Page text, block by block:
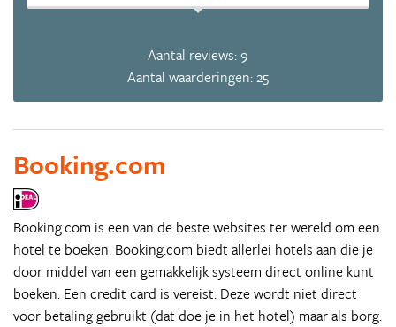
Aantal reviews: 9
Aantal waarderingen: 25
Booking.com
Booking.com is een van de beste websites ter wereld om een
hotel te boeken. Booking.com biedt allerlei hotels aan die je
door middel van een gemakkelijk systeem direct online kunt
boeken. Een credit card is vereist. Deze wordt niet direct
voor betaling gebruikt (dat doe je in het hotel) maar als borg.